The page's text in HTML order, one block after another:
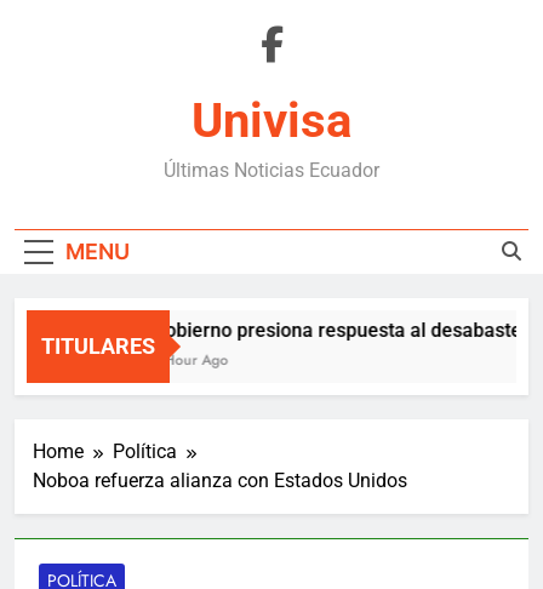
Univisa
Últimas Noticias Ecuador
MENU
TITULARES
Gobierno presiona respuesta al
1 Hour Ago
Home
Política
Noboa refuerza alianza con Estados Unidos
POLÍTICA